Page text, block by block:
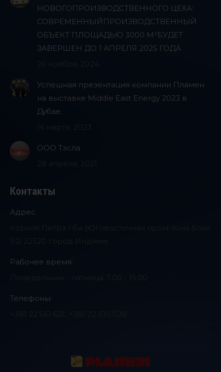
НОВОГОПРОИЗВОДСТВЕННОГО ЦЕХА:
СОВРЕМЕННЫЙПРОИЗВОДСТВЕННЫЙ
ОБЪЕКТ ПЛОЩАДЬЮ 3000 М²БУДЕТ
ЗАВЕРШЕН ДО 1 АПРЕЛЯ 2025 ГОДА
Успешная презентация компании Пламен
на выставке Middle East Energy 2023 в
Дубае.
ООО Тэсла
Контакты
Адрес
Pабочее время:
Телефоны: